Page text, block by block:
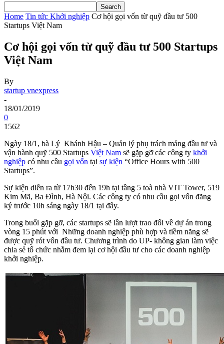
Home Tin tức Khởi nghiệp Cơ hội gọi vốn từ quỹ đầu tư 500
Startups Việt Nam
Cơ hội gọi vốn từ quỹ đầu tư 500 Startups
Việt Nam
By
startup vnexpress
-
18/01/2019
0
1562
Ngày 18/1, bà Lý Khánh Hậu – Quản lý phụ trách mảng đầu tư và
vận hành quỹ 500 Startups Việt Nam sẽ gặp gỡ các công ty khởi
nghiệp có nhu cầu gọi vốn tại sự kiện “Office Hours with 500
Startups”.
Sự kiện diễn ra từ 17h30 đến 19h tại tầng 5 toà nhà VIT Tower, 519
Kim Mã, Ba Đình, Hà Nội. Các công ty có nhu cầu gọi vốn đăng
ký trước 10h sáng ngày 18/1 tại đây.
Trong buổi gặp gỡ, các startups sẽ lần lượt trao đổi về dự án trong
vòng 15 phút với Những doanh nghiệp phù hợp và tiềm năng sẽ
được quỹ rót vốn đầu tư. Chương trình do UP- không gian làm việc
chia sẻ tổ chức nhằm đem lại cơ hội đầu tư cho các doanh nghiệp
khởi nghiệp.